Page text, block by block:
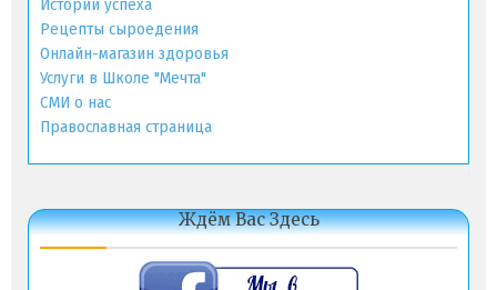
Истории успеха
Рецепты сыроедения
Онлайн-магазин здоровья
Услуги в Школе "Мечта"
СМИ о нас
Православная страница
Ждём Вас Здесь